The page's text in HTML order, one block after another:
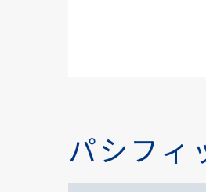
パシフィ